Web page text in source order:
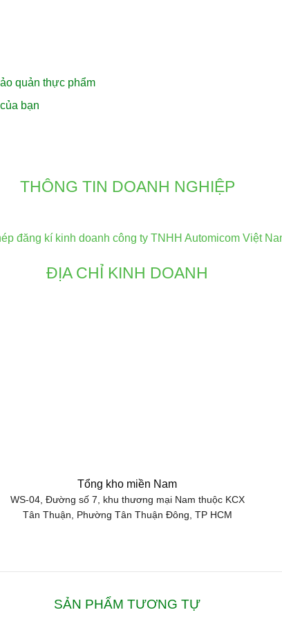
quản thực phẩm
bạn
THÔNG TIN DOANH NGHIỆP
đăng kí kinh doanh công ty TNHH Automicom Việt
ĐỊA CHỈ KINH DOANH
Tổng kho miền Nam
WS-04, Đường số 7, khu thương mại Nam thuộc KCX
Tân Thuận, Phường Tân Thuận Đông, TP HCM
SẢN PHẨM TƯƠNG TỰ